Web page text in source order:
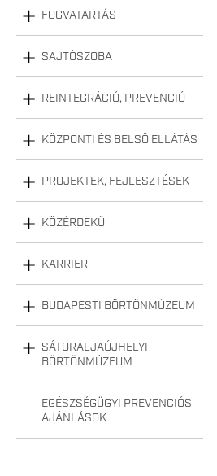
FOGVATARTÁS
SAJTÓSZOBA
REINTEGRÁCIÓ, PREVENCIÓ
KÖZPONTI ÉS BELSŐ ELLÁTÁS
PROJEKTEK, FEJLESZTÉSEK
KÖZÉRDEKŰ
KARRIER
BUDAPESTI BÖRTÖNMÚZEUM
SÁTORALJAÚJHELYI
BÖRTÖNMÚZEUM
EGÉSZSÉGÜGYI PREVENCIÓS
AJÁNLÁSOK